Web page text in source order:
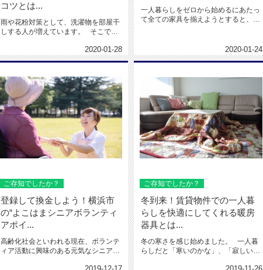
コツとは...
雨や花粉対策として、洗濯物を部屋干
しする人が増えています。 そこで今
2020-01-28
一人暮らしをゼロから始めるにあたっ
て全ての家具を揃えようとすると、ど
2020-01-24
ご存知でしたか？
登録して換金しよう！横浜市
の“よこはまシニアボランティ
アポイ...
高齢化社会といわれる現在、ボランテ
ィア活動に興味のある元気なシニア世
ご存知でしたか？
冬到来！賃貸物件での一人暮
らしを快適にしてくれる暖房
器具とは...
冬の寒さを感じ始めました。 一人暮
らしだと「寒いのかな」、「寂しいの